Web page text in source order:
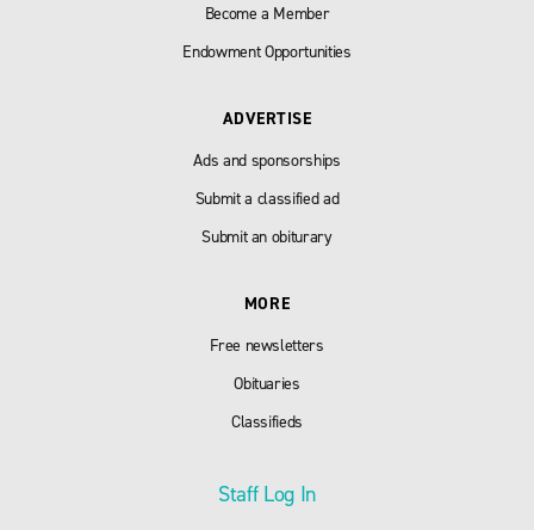
Become a Member
Endowment Opportunities
ADVERTISE
Ads and sponsorships
Submit a classified ad
Submit an obiturary
MORE
Free newsletters
Obituaries
Classifieds
Staff Log In